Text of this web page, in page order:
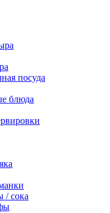
посуда
блюда
/ сока